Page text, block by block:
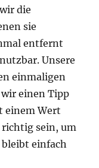
die
sie
entfernt
Unsere
einmaligen
einen Tipp
einem Wert
richtig sein, um
bleibt einfach